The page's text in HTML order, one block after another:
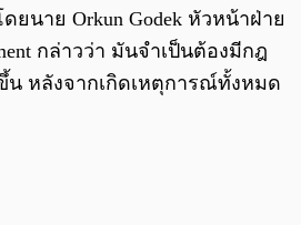
ยนาย Orkun Godek หัวหน้าฝ่าย
กล่าวว่า มันจำเป็นต้องมีกฎ
น หลังจากเกิดเหตุการณ์ทั้งหมด